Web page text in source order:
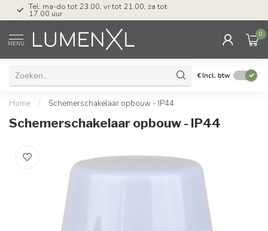
Tel: ma-do tot 23.00, vr tot 21.00, za tot
17.00 uur
MENU
0
€Incl. btw
Home / Schemerschakelaar opbouw - IP44
Schemerschakelaar opbouw - IP44